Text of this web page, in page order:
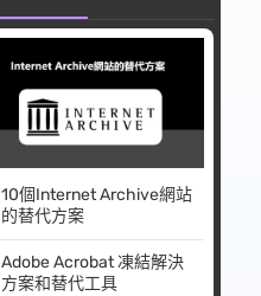
10個Internet Archive網站
的替代方案
Adobe Acrobat 凍結解決
方案和替代工具